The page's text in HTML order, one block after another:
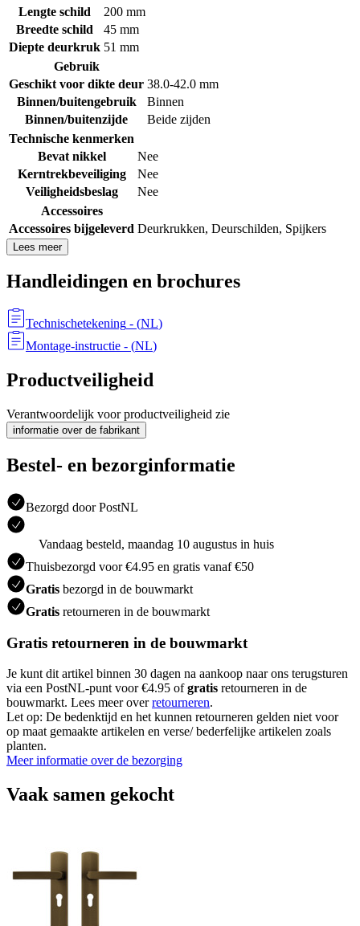
Lengte schild
200 mm
Breedte schild
45 mm
Diepte deurkruk 51 mm
Gebruik
Geschikt voor dikte deur 38.0-42.0 mm
Binnen/buitengebruik
Binnen
Binnen/buitenzijde
Beide zijden
Technische kenmerken
Bevat nikkel
Nee
Kerntrekbeveiliging
Nee
Veiligheidsbeslag
Nee
Accessoires
Accessoires bijgeleverd Deurkrukken, Deurschilden, Spijkers
Lees meer
Handleidingen en brochures
Technischetekening - (NL)
Montage-instructie - (NL)
Productveiligheid
Verantwoordelijk voor productveiligheid zie
informatie over de fabrikant
Bestel- en bezorginformatie
Bezorgd door PostNL
Vandaag besteld, maandag 10 augustus in huis
Thuisbezorgd voor €4.95 en gratis vanaf €50
Gratis bezorgd in de bouwmarkt
Gratis retourneren in de bouwmarkt
Gratis retourneren in de bouwmarkt
Je kunt dit artikel binnen 30 dagen na aankoop naar ons terugsturen
via een PostNL-punt voor €4.95 ofgratis retourneren in de
bouwmarkt. Lees meer overretourneren.
Let op: De bedenktijd en het kunnen retourneren gelden niet voor
op maat gemaakte artikelen en verse/ bederfelijke artikelen zoals
planten.
Meer informatie over de bezorging
Vaak samen gekocht